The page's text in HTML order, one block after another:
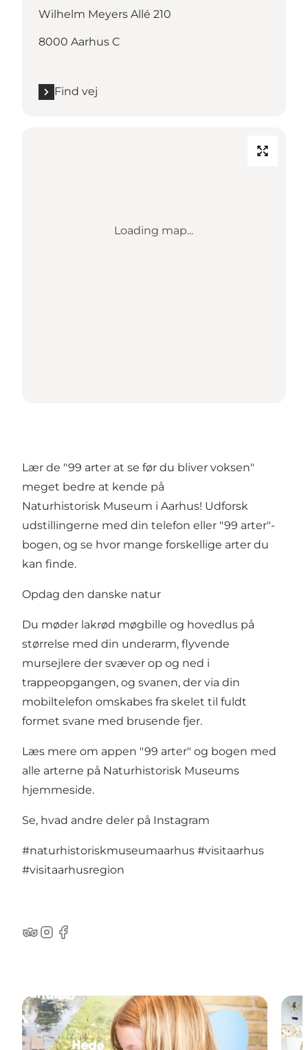
Wilhelm Meyers Allé 210
8000 Aarhus C
Find vej
Loading map...
Lær de "99 arter at se før du bliver voksen"
meget bedre at kende på
Naturhistorisk Museum i Aarhus! Udforsk
udstillingerne med din telefon eller "99 arter"-
bogen, og se hvor mange forskellige arter du
kan finde.
Opdag den danske natur
Du møder lakrød møgbille og hovedlus på
størrelse med din underarm, flyvende
mursejlere der svæver op og ned i
trappeopgangen, og svanen, der via din
mobiltelefon omskabes fra skelet til fuldt
formet svane med brusende fjer.
Læs mere om appen "99 arter" og bogen med
alle arterne på Naturhistorisk Museums
hjemmeside.
Se, hvad andre deler på Instagram
#naturhistoriskmuseumaarhus #visitaarhus
#visitaarhusregion
TripAdvisor
Instagram
Facebook